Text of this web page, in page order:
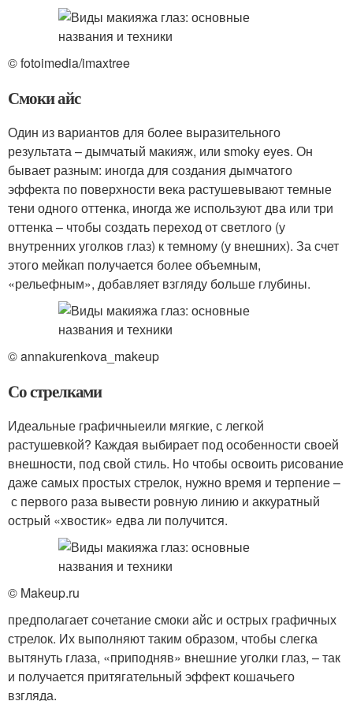
© fotoimedia/imaxtree
Смоки айс
Один из вариантов для более выразительного
результата – дымчатый макияж, или smoky eyes. Он
бывает разным: иногда для создания дымчатого
эффекта по поверхности века растушевывают темные
тени одного оттенка, иногда же используют два или три
оттенка – чтобы создать переход от светлого (у
внутренних уголков глаз) к темному (у внешних). За счет
этого мейкап получается более объемным,
«рельефным», добавляет взгляду больше глубины.
© annakurenkova_makeup
Со стрелками
Идеальные графичныеили мягкие, с легкой
растушевкой? Каждая выбирает под особенности своей
внешности, под свой стиль. Но чтобы освоить рисование
даже самых простых стрелок, нужно время и терпение –
с первого раза вывести ровную линию и аккуратный
острый «хвостик» едва ли получится.
© Makeup.ru
предполагает сочетание смоки айс и острых графичных
стрелок. Их выполняют таким образом, чтобы слегка
вытянуть глаза, «приподняв» внешние уголки глаз, – так
и получается притягательный эффект кошачьего
взгляда.